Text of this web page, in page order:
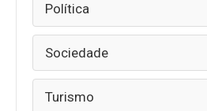
Política
Sociedade
Turismo